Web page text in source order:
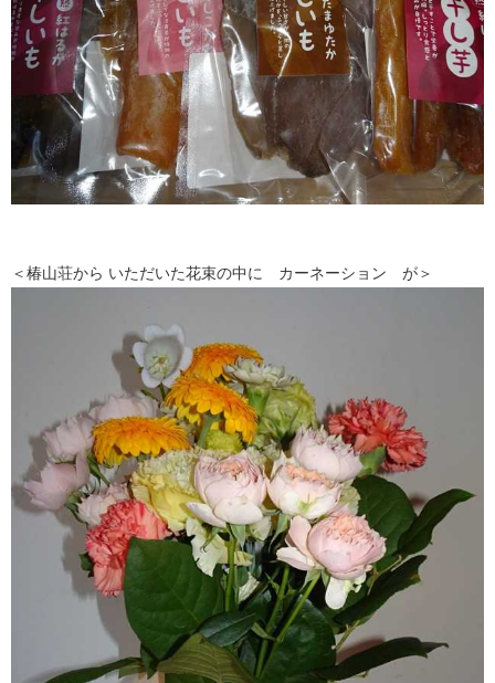
＜椿山荘から いただいた花束の中に カーネーション が＞